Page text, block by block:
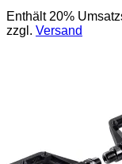
Enthält 20%
zzgl. Versand